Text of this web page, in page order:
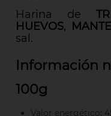
Harina de
HUEVOS,
sal.
Información
100g
Valor energético: